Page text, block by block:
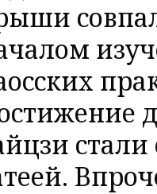
стали